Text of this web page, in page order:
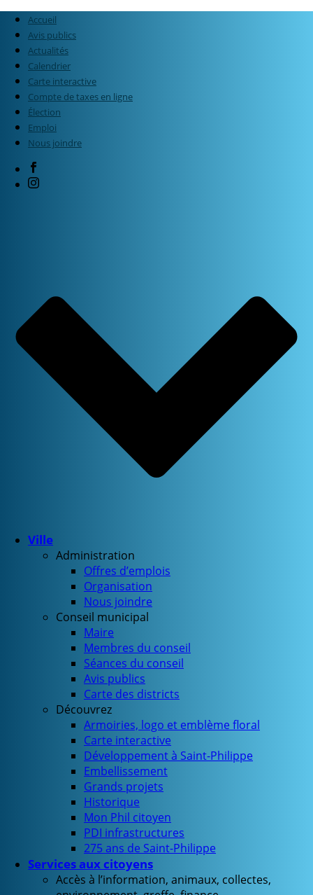
Accueil
Avis publics
Actualités
Calendrier
Carte interactive
Compte de taxes en ligne
Élection
Emploi
Nous joindre
Ville
Administration
Offres d’emplois
Organisation
Nous joindre
Conseil municipal
Maire
Membres du conseil
Séances du conseil
Avis publics
Carte des districts
Découvrez
Armoiries, logo et emblème floral
Carte interactive
Développement à Saint-Philippe
Embellissement
Grands projets
Historique
Mon Phil citoyen
PDI infrastructures
275 ans de Saint-Philippe
Services aux citoyens
Accès à l’information, animaux, collectes,